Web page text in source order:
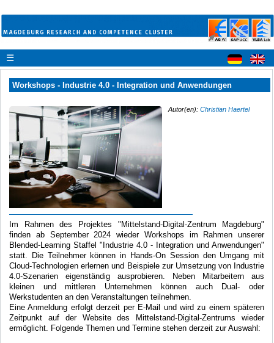
☰
Workshops - Industrie 4.0 - Integration und Anwendungen
Autor(en): Christian Haertel
Im Rahmen des Projektes "Mittelstand-Digital-Zentrum Magdeburg"
finden ab September 2024 wieder Workshops im Rahmen unserer
Blended-Learning Staffel "Industrie 4.0 - Integration und Anwendungen"
statt. Die Teilnehmer können in Hands-On Session den Umgang mit
Cloud-Technologien erlernen und Beispiele zur Umsetzung von Industrie
4.0-Szenarien eigenständig ausprobieren. Neben Mitarbeitern aus
kleinen und mittleren Unternehmen können auch Dual- oder
Werkstudenten an den Veranstaltungen teilnehmen.
Eine Anmeldung erfolgt derzeit per E-Mail und wird zu einem späteren
Zeitpunkt auf der Website des Mittelstand-Digital-Zentrums wieder
ermöglicht. Folgende Themen und Termine stehen derzeit zur Auswahl: